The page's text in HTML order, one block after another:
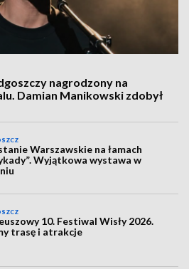
nagrodzony na
Damian Manikowski zdobył
Warszawskie na łamach
Wyjątkowa wystawa w
10. Festiwal Wisły 2026.
trasę i atrakcje